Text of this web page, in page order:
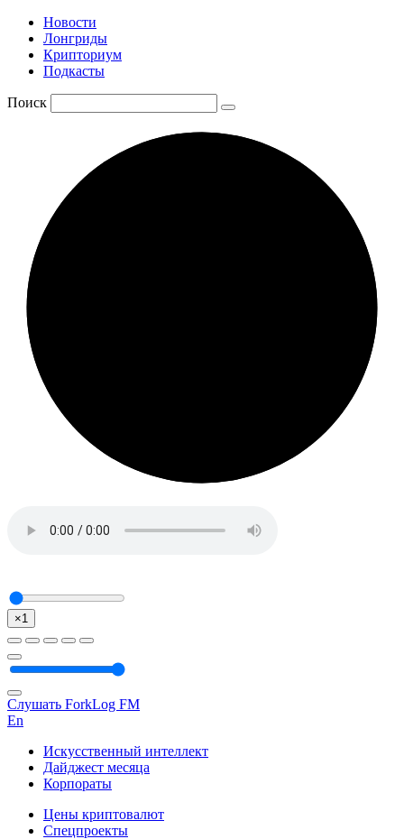
Новости
Лонгриды
Крипториум
Подкасты
Поиск
×1
Слушать ForkLog FM
En
Искусственный интеллект
Дайджест месяца
Корпораты
Цены криптовалют
Спецпроекты